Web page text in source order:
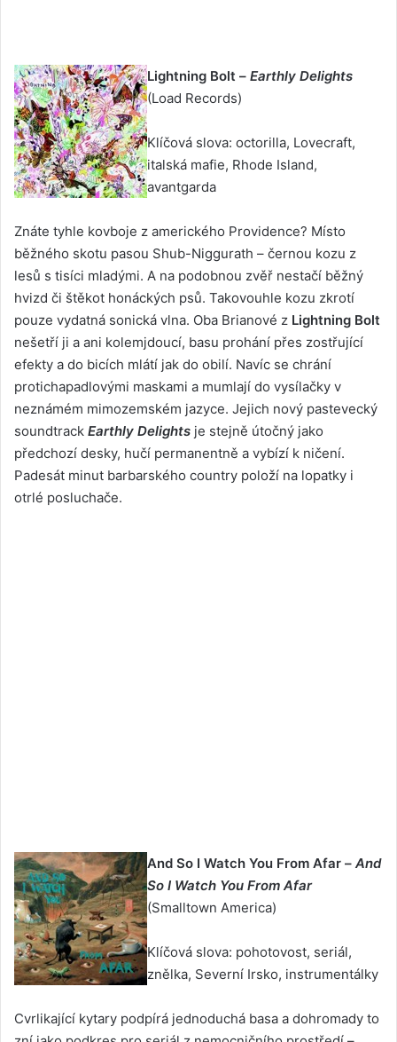
Lightning Bolt – Earthly Delights
(Load Records)
Klíčová slova: octorilla, Lovecraft,
italská mafie, Rhode Island,
avantgarda
Znáte tyhle kovboje z amerického Providence? Místo
běžného skotu pasou Shub-Niggurath – černou kozu z
lesů s tisíci mladými. A na podobnou zvěř nestačí běžný
hvizd či štěkot honáckých psů. Takovouhle kozu zkrotí
pouze vydatná sonická vlna. Oba Brianové z Lightning Bolt
nešetří ji a ani kolemjdoucí, basu prohání přes zostřující
efekty a do bicích mlátí jak do obilí. Navíc se chrání
protichapadlovými maskami a mumlají do vysílačky v
neznámém mimozemském jazyce. Jejich nový pastevecký
soundtrack Earthly Delights je stejně útočný jako
předchozí desky, hučí permanentně a vybízí k ničení.
Padesát minut barbarského country položí na lopatky i
otrlé posluchače.
And So I Watch You From Afar – And
So I Watch You From Afar
(Smalltown America)
Klíčová slova: pohotovost, seriál,
znělka, Severní Irsko, instrumentálky
Cvrlikající kytary podpírá jednoduchá basa a dohromady to